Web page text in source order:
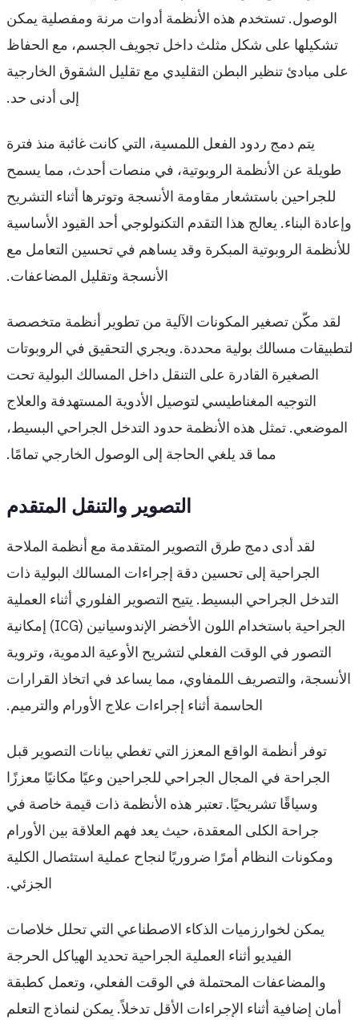
الوصول. تستخدم هذه الأنظمة أدوات مرنة ومفصلية يمكن
تشكيلها على شكل مثلث داخل تجويف الجسم، مع الحفاظ
على مبادئ تنظير البطن التقليدي مع تقليل الشقوق الخارجية
إلى أدنى حد.
يتم دمج ردود الفعل اللمسية، التي كانت غائبة منذ فترة
طويلة عن الأنظمة الروبوتية، في منصات أحدث، مما يسمح
للجراحين باستشعار مقاومة الأنسجة وتوترها أثناء التشريح
وإعادة البناء. يعالج هذا التقدم التكنولوجي أحد القيود الأساسية
للأنظمة الروبوتية المبكرة وقد يساهم في تحسين التعامل مع
الأنسجة وتقليل المضاعفات.
لقد مكّن تصغير المكونات الآلية من تطوير أنظمة متخصصة
لتطبيقات مسالك بولية محددة. ويجري التحقيق في الروبوتات
الصغيرة القادرة على التنقل داخل المسالك البولية تحت
التوجيه المغناطيسي لتوصيل الأدوية المستهدفة والعلاج
الموضعي. تمثل هذه الأنظمة حدود التدخل الجراحي البسيط،
مما قد يلغي الحاجة إلى الوصول الخارجي تمامًا.
التصوير والتنقل المتقدم
لقد أدى دمج طرق التصوير المتقدمة مع أنظمة الملاحة
الجراحية إلى تحسين دقة إجراءات المسالك البولية ذات
التدخل الجراحي البسيط. يتيح التصوير الفلوري أثناء العملية
الجراحية باستخدام اللون الأخضر الإندوسيانين (ICG) إمكانية
التصور في الوقت الفعلي لتشريح الأوعية الدموية، وتروية
الأنسجة، والتصريف اللمفاوي، مما يساعد في اتخاذ القرارات
الحاسمة أثناء إجراءات علاج الأورام والترميم.
توفر أنظمة الواقع المعزز التي تغطي بيانات التصوير قبل
الجراحة في المجال الجراحي للجراحين وعيًا مكانيًا معززًا
وسياقًا تشريحيًا. تعتبر هذه الأنظمة ذات قيمة خاصة في
جراحة الكلى المعقدة، حيث يعد فهم العلاقة بين الأورام
ومكونات النظام أمرًا ضروريًا لنجاح عملية استئصال الكلية
الجزئي.
يمكن لخوارزميات الذكاء الاصطناعي التي تحلل خلاصات
الفيديو أثناء العملية الجراحية تحديد الهياكل الحرجة
والمضاعفات المحتملة في الوقت الفعلي، وتعمل كطبقة
أمان إضافية أثناء الإجراءات الأقل تدخلاً. يمكن لنماذج التعلم